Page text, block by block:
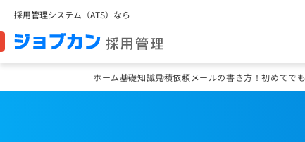
採用管理システム（ATS）なら
ホーム基礎知識見積依頼メールの書き方！初めてで